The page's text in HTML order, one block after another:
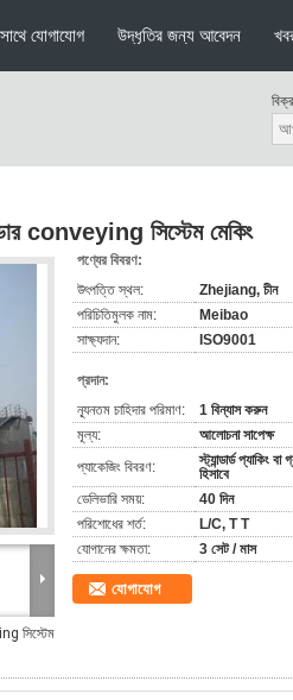
যোগাযোগ উদ্ধৃতির জন্য আবেদন
conveying সিস্টেম মেকিং
সিস্টেম
পণ্যের বিবরণ:
উৎপত্তি স্থল:
Zhejiang, চীন
পরিচিতিমুলক নাম:
Meibao
সাক্ষ্যদান:
ISO9001
প্রদান:
ন্যূনতম চাহিদার পরিমাণ:
1 বিন্যাস করুন
মূল্য:
আলোচনা সাপেক্ষ
প্যাকেজিং বিবরণ:
স্ট্যান্ডার্ড প্যাকিং
হিসাবে
ডেলিভারি সময়:
40 দিন
পরিশোধের শর্ত:
L/C, T T
যোগানের ক্ষমতা:
3 সেট / মাস
যোগাযোগ